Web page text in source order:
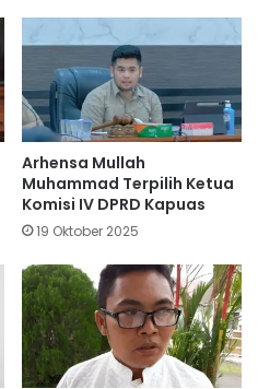
Arhensa Mullah
Muhammad Terpilih Ketua
Komisi IV DPRD Kapuas
19 Oktober 2025